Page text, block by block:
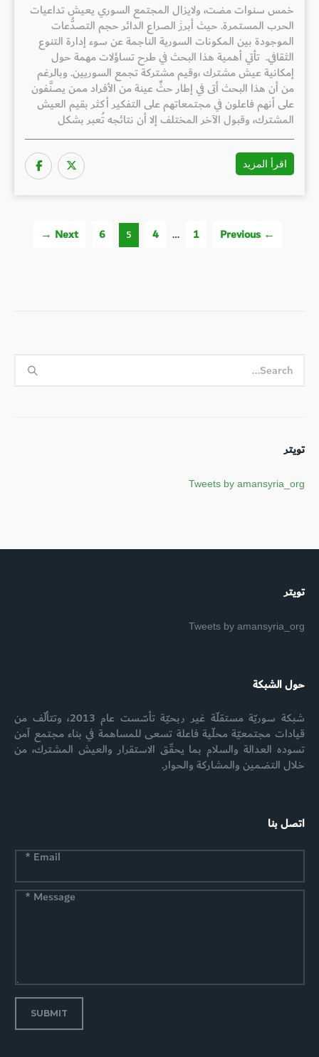
خمس سنوات مضت، ولايزال المجتمع السوري يعيش تداعيات
الحرب المستمرة. حيث أبرزَ الصراع الدائر حجم التصدُّعات
الموجودة بين المكونات السورية الناجمة عن سوء إدارة التنوع
الثقافي. تأتي أهمية هذا البحث في طرح تساؤلات مهمة حول
إمكانية عيش مشترك ،وقيم مشتركة تجمع السوريين. وبالرغم
من أن هذا البحث أتى في إطار حثِّ عينة من الأفراد ممن يصنَّفون
على أنهم فاعلون في مجتمعاتهم على التفكير أكثر بقيم العيش
المشترك، وقبول الآخر المختلف إلا أن نتائجه تُعبر بشكل
اقرأ المزيد
← Previous
1
…
4
5
6
Next →
تويتر
Tweets by amansyria_org
تويتر
Tweets by amansyria_org
حول الشبكة
شبكة سوريّة مستقلّة غير ربحيّة تأسّست عام 2013، وتتألّف من
قيادات مجتمعيّة محلّية فاعلة تسعى للمساهمة في بناء مجتمع آمن
تسوده العدالة والسلام بما يحقّق الاستقرار والعيش المشترك، من
خلال التضمين والمشاركة والحوار.
اتصل بنا
Email
*
Message
*
SUBMIT